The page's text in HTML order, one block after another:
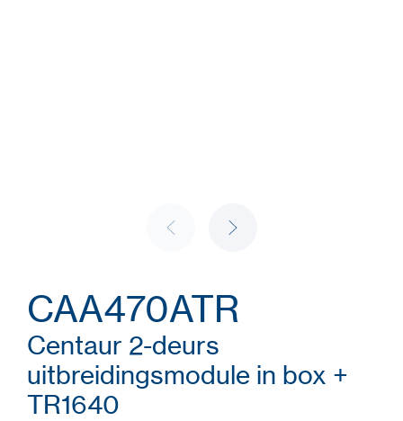
CAA470ATR
Centaur 2-deurs
uitbreidingsmodule in box +
TR1640